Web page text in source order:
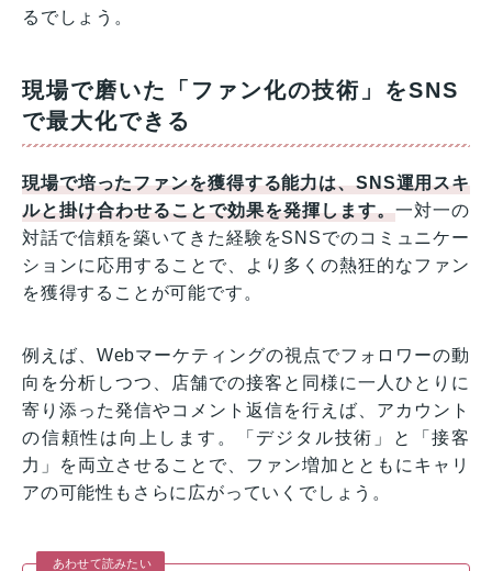
るでしょう。
現場で磨いた「ファン化の技術」をSNS
で最大化できる
現場で培ったファンを獲得する能力は、SNS運用スキ
ルと掛け合わせることで効果を発揮します。一対一の
対話で信頼を築いてきた経験をSNSでのコミュニケー
ションに応用することで、より多くの熱狂的なファン
を獲得することが可能です。
例えば、Webマーケティングの視点でフォロワーの動
向を分析しつつ、店舗での接客と同様に一人ひとりに
寄り添った発信やコメント返信を行えば、アカウント
の信頼性は向上します。「デジタル技術」と「接客
力」を両立させることで、ファン増加とともにキャリ
アの可能性もさらに広がっていくでしょう。
あわせて読みたい